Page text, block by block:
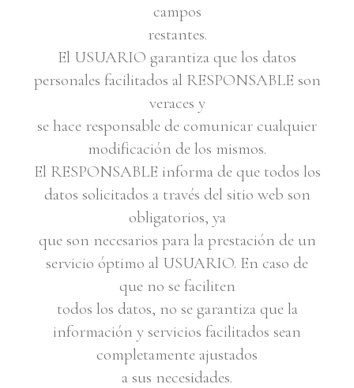
campos
restantes.
El USUARIO garantiza que los datos
personales facilitados al RESPONSABLE son
veraces y
se hace responsable de comunicar cualquier
modificación de los mismos.
El RESPONSABLE informa de que todos los
datos solicitados a través del sitio web son
obligatorios, ya
que son necesarios para la prestación de un
servicio óptimo al USUARIO. En caso de
que no se faciliten
todos los datos, no se garantiza que la
información y servicios facilitados sean
completamente ajustados
a sus necesidades.